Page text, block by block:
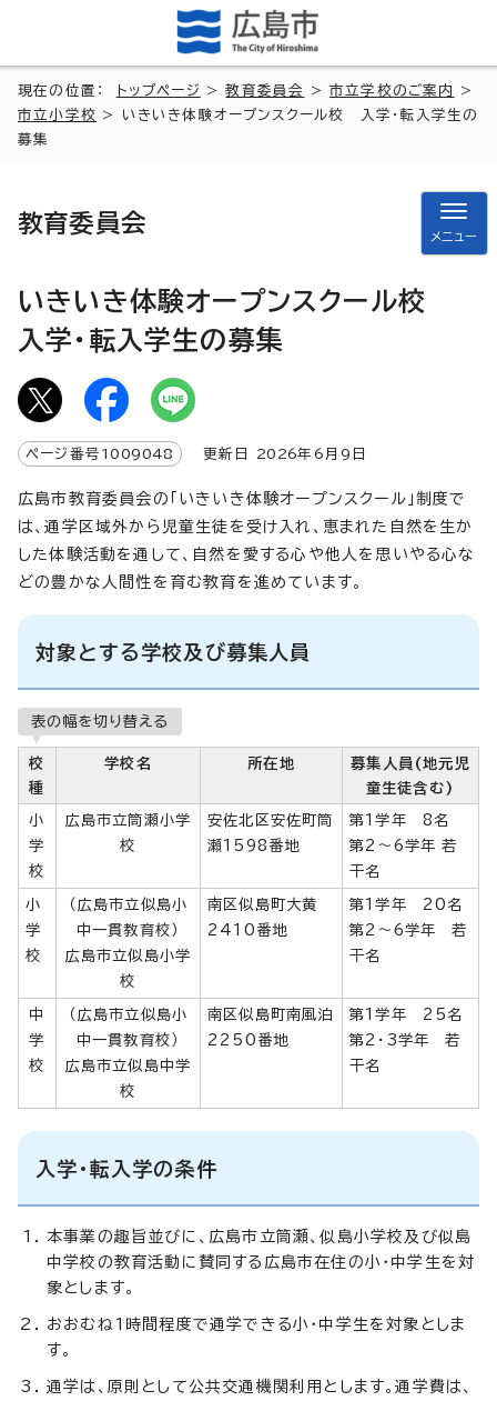
現在の位置： トップページ >教育委員会 >市立学校のご案内
>
市立小学校 > いきいき体験オープンスクール校 入学・転入学生の
募集
教育委員会
メニュー
いきいき体験オープンスクール校
入学・転入学生の募集
ページ番号 1009048 更新日 2026年6月9日
広島市教育委員会の「いきいき体験オープンスクール」制度で
は、通学区域外から児童生徒を受け入れ、恵まれた自然を生か
した体験活動を通して、自然を愛する心や他人を思いやる心な
どの豊かな人間性を育む教育を進めています。
対象とする学校及び募集人員
表の幅を切り替える
校
種
学校名 所在地
募集人員(地元児
童生徒含む)
小
学
校
広島市立筒瀬小学
校
安佐北区安佐町筒
瀬1598番地
第1学年 8名
第2～6学年 若
干名
小
学
校
（広島市立似島小
中一貫教育校）
広島市立似島小学
校
南区似島町大黄
2410番地
第1学年 20名
第2～6学年 若
干名
中
学
校
（広島市立似島小
中一貫教育校）
広島市立似島中学
校
南区似島町南風泊
2250番地
第1学年 25名
第2・3学年 若
干名
入学・転入学の条件
本事業の趣旨並びに、広島市立筒瀬、似島小学校及び似島
中学校の教育活動に賛同する広島市在住の小・中学生を対
象とします。
おおむね1時間程度で通学できる小・中学生を対象としま
す。
通学は、原則として公共交通機関利用とします。通学費は、